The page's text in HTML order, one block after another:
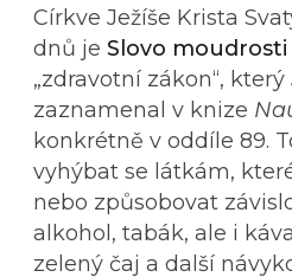
Církve Ježíše Krista
dnů je Slovo moudrosti
„zdravotní zákon“,
zaznamenal v knize
konkrétně v oddíle 89.
vyhýbat se látkám,
nebo způsobovat
alkohol, tabák, ale i
zelený čaj a další